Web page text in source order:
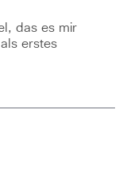
das es mir
erstes